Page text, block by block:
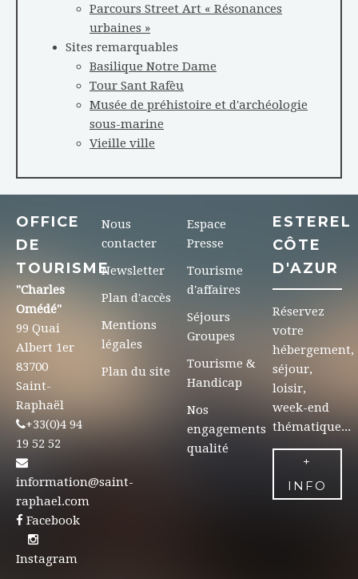
Parcours Street Art « Résonances
urbaines »
Sites remarquables
Basilique Notre Dame
Tour Sant Rafèu
Musée de préhistoire et d'archéologie
sous-marine
Vieille ville
OFFICE
DE
TOURISME
"Charles
Omédé"
99 Quai
Albert 1er
83700
Saint-
Raphaël
+33(0)4 94
19 52 52
information@saint-
raphael.com
Facebook
Instagram
Nous
contacter
Newsletter
Plan d'accès
Mentions
légales
Plan du site
Espace
Presse
Tourisme
d'affaires
Séjours
Groupes
Tourisme &
Handicap
Nos
engagements
qualité
ESTEREL
CÔTE
D'AZUR
Réservez
votre
hébergement,
séjour,
loisir,
week-end
thématique...
+
INFO